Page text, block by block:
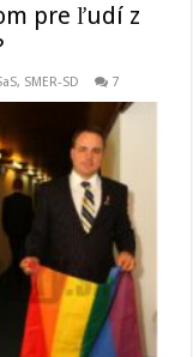
pre ľudí z
, SMER-SD 7